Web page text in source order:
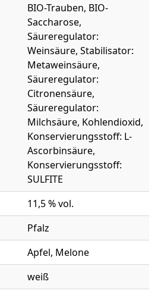
BIO-Trauben, BIO-
Saccharose,
Säureregulator:
Weinsäure, Stabilisator:
Metaweinsäure,
Säureregulator:
Citronensäure,
Säureregulator:
Milchsäure, Kohlendioxid,
Konservierungsstoff: L-
Ascorbinsäure,
Konservierungsstoff:
SULFITE
11,5 % vol.
Pfalz
Apfel, Melone
weiß